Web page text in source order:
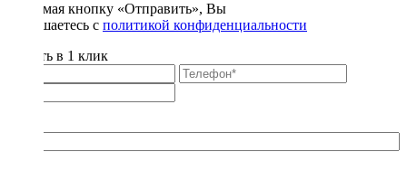
Нажимая кнопку «Отправить», Вы
соглашаетесь с политикой конфиденциальности
Купить в 1 клик